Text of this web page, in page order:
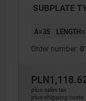
SUBPLATE
A=35
Order number:
plus sales tax
plus shipping costs